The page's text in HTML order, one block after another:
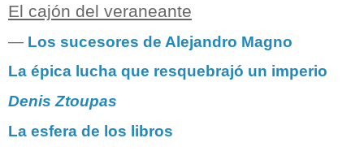
El cajón del veraneante
― Los sucesores de Alejandro Magno
La épica lucha que resquebrajó un imperio
Denis Ztoupas
La esfera de los libros